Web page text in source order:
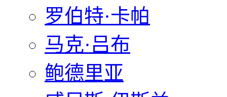
罗伯特·卡帕
马克·吕布
鲍德里亚